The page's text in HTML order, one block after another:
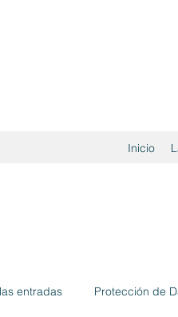
Inicio
entradas Protección de